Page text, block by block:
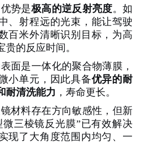
势是极高的逆反射亮度。如
、射程远的光束，能让驾驶
百米外清晰识别目标，为高
贵的反应时间。
面是一体化的聚合物薄膜，
小单元，因此具备优异的耐
耐清洗能力 ，寿命更长。
材料存在方向敏感性，但新
微三棱镜反光膜”已有效解决
现了大角度范围内均匀、一